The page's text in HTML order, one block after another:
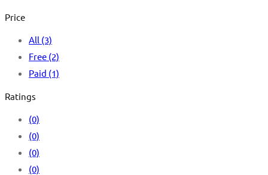
Price
All (3)
Free (2)
Paid (1)
Ratings
(0)
(0)
(0)
(0)